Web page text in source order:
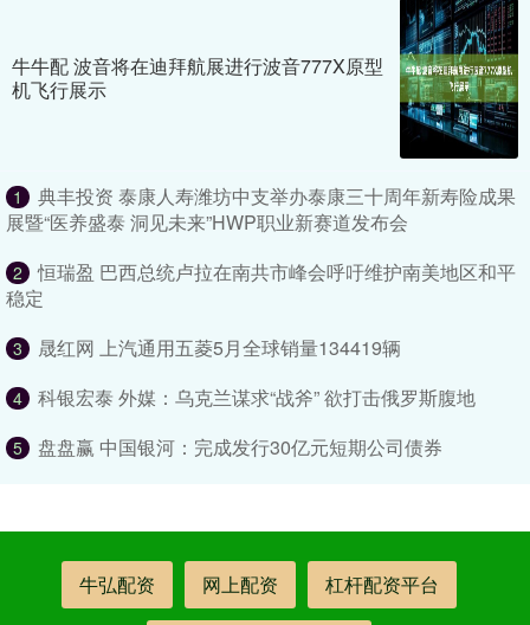
牛牛配 波音将在迪拜航展进行波音777X原型
机飞行展示
1
典丰投资 泰康人寿潍坊中支举办泰康三十周年新寿险成果
展暨“医养盛泰 洞见未来”HWP职业新赛道发布会
2
恒瑞盈 巴西总统卢拉在南共市峰会呼吁维护南美地区和平
稳定
3 晟红网 上汽通用五菱5月全球销量134419辆
4 科银宏泰 外媒：乌克兰谋求“战斧” 欲打击俄罗斯腹地
5 盘盘赢 中国银河：完成发行30亿元短期公司债券
牛弘配资 网上配资 杠杆配资平台